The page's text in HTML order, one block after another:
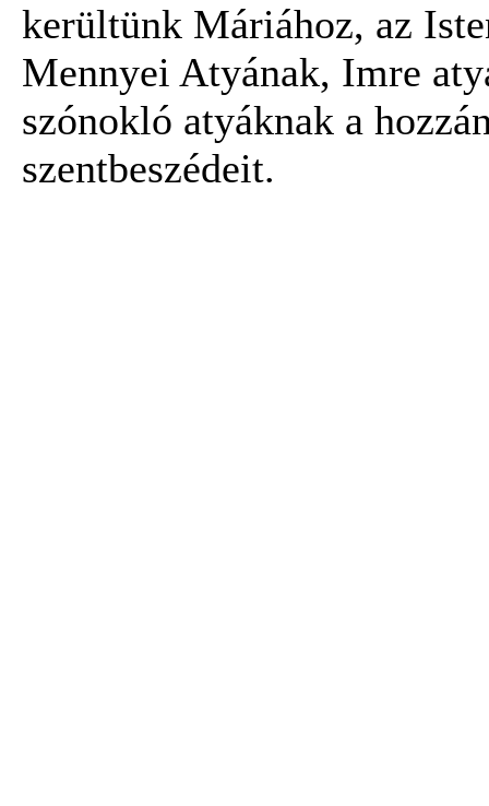
kerültünk Máriához, az
Mennyei Atyának, Imre
szónokló atyáknak a
szentbeszédeit.